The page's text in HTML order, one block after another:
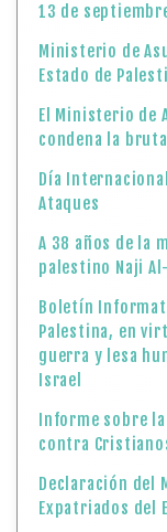
13 de
Ministerio de
Estado de
El Ministerio de
condena la
Día
Ataques
A 38 años de la
palestino Naji
Boletín
Palestina, en
guerra y lesa
Israel
Informe sobre
contra
Declaración del
Expatriados del